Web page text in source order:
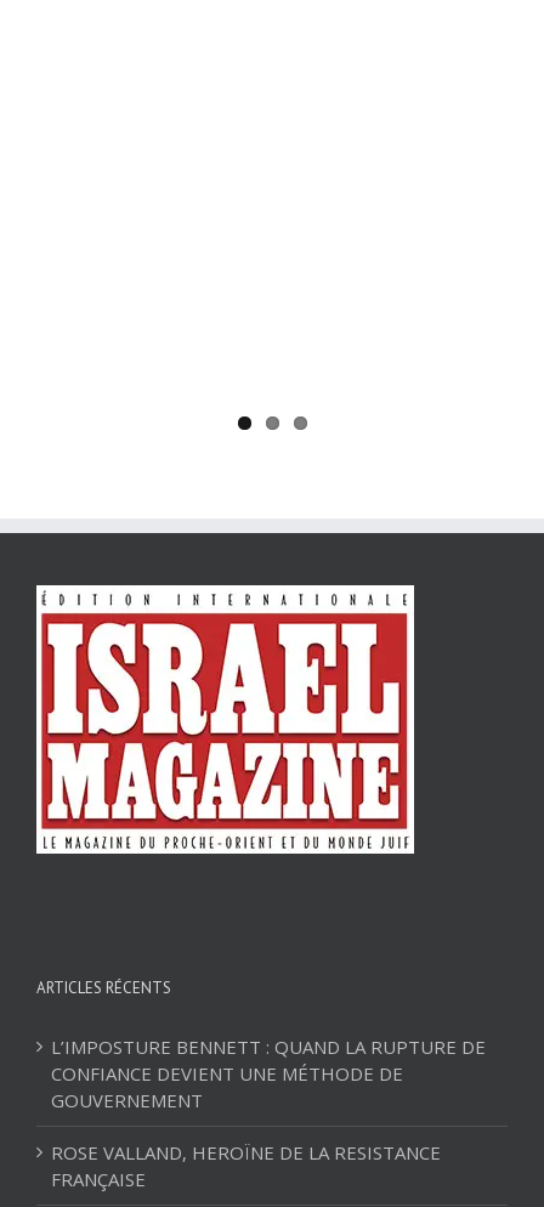
ARTICLES RÉCENTS
L’IMPOSTURE BENNETT : QUAND LA RUPTURE DE
CONFIANCE DEVIENT UNE MÉTHODE DE
GOUVERNEMENT
ROSE VALLAND, HEROÏNE DE LA RESISTANCE
FRANÇAISE